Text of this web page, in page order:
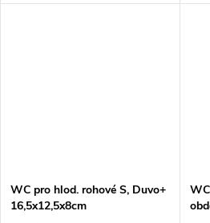
WC pro hlod. rohové S, Duvo+
16,5x12,5x8cm